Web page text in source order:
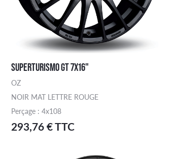
SUPERTURISMO GT 7X16"
OZ
NOIR MAT LETTRE ROUGE
Perçage : 4x108
293,76 € TTC